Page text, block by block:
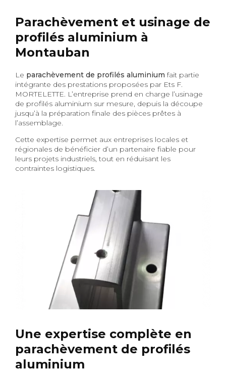
Parachèvement et usinage de
profilés aluminium à
Montauban
Le parachèvement de profilés aluminium fait partie
intégrante des prestations proposées par Ets F.
MORTELETTE. L’entreprise prend en charge l’usinage
de profilés aluminium sur mesure, depuis la découpe
jusqu’à la préparation finale des pièces prêtes à
l’assemblage.
Cette expertise permet aux entreprises locales et
régionales de bénéficier d’un partenaire fiable pour
leurs projets industriels, tout en réduisant les
contraintes logistiques.
Une expertise complète en
parachèvement de profilés
aluminium